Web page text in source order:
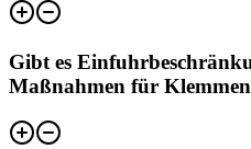
Gibt es
Maßnahmen für